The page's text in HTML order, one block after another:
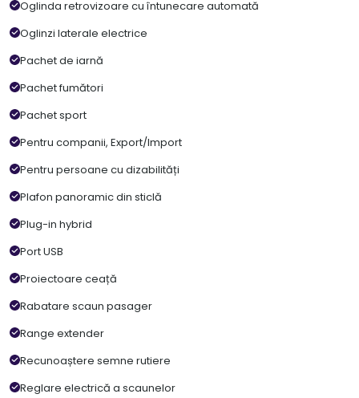
Oglinda retrovizoare cu întunecare automată
Oglinzi laterale electrice
Pachet de iarnă
Pachet fumători
Pachet sport
Pentru companii, Export/Import
Pentru persoane cu dizabilități
Plafon panoramic din sticlă
Plug-in hybrid
Port USB
Proiectoare ceață
Rabatare scaun pasager
Range extender
Recunoaștere semne rutiere
Reglare electrică a scaunelor